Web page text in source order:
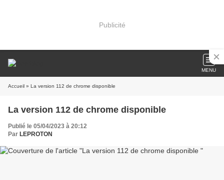
Publicité
MENU
Accueil » La version 112 de chrome disponible
La version 112 de chrome disponible
Publié le 05/04/2023 à 20:12
Par LEPROTON